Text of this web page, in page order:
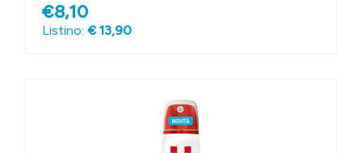
€8,10
Listino: € 13,90